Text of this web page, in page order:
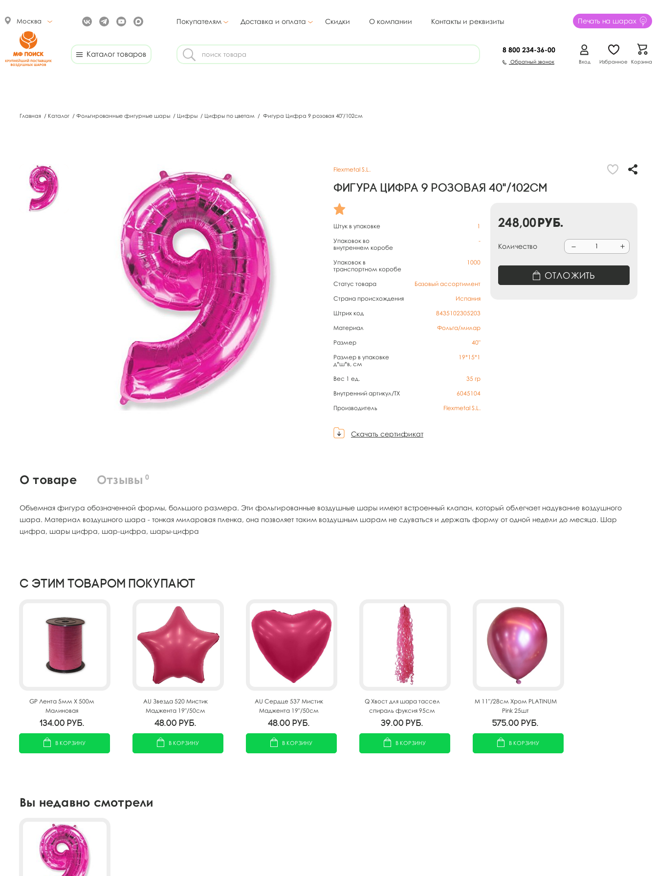
Москва Покупателям Доставка и оплата Скидки О компании Контакты и реквизиты Печать на шарах
Каталог товаров 8 800 234-36-00
Обратный звонок Вход Избранное Корзина
Главная / Каталог / Фольгированные фигурные шары / Цифры / Цифры по цветам / Фигура Цифра 9 розовая 40"/102см
Flexmetal S.L.
Фигура Цифра 9 розовая 40"/102см
Штук в упаковке
1
Упаковок во
внутреннем коробе
-
Упаковок в
транспортном коробе
1000
Статус товара
Базовый ассортимент
Страна происхождения
Испания
Штрих код
8435102305203
Материал
Фольга/милар
Размер
40"
Размер в упаковке
д*ш*в, см
19*15*1
Вес 1 ед. 35 гр
Внутренний артикул/TX
6045104
Производитель
Flexmetal S.L.
Скачать сертификат
248,00руб.
Количество
ОТЛОЖИТЬ
О товаре Отзывы 0
Объемная фигура обозначенной формы, большого размера. Эти фольгированные воздушные шары имеют встроенный клапан, который облегчает надувание воздушного
шара. Материал воздушного шара - тонкая миларовая пленка, она позволяет таким воздушным шарам не сдуваться и держать форму от одной недели до месяца. Шар
цифра, шары цифра, шар-цифра, шары-цифра
С этим товаром покупают
GP Лента 5мм X 500м
Малиновая
134.00 руб.
В КОРЗИНУ
AU Звезда 520 Мистик
Маджента 19"/50см
48.00 руб.
В КОРЗИНУ
AU Сердце 537 Мистик
Маджента 19"/50см
48.00 руб.
В КОРЗИНУ
Q Хвост для шара тассел
спираль фуксия 95см
39.00 руб.
В КОРЗИНУ
M 11"/28см Хром PLATINUM
Pink 25шт
575.00 руб.
В КОРЗИНУ
Вы недавно смотрели